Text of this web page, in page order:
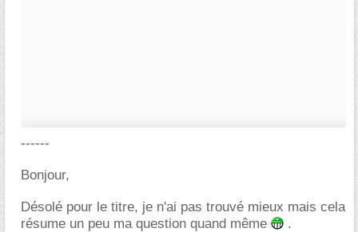
------
Bonjour,
Désolé pour le titre, je n'ai pas trouvé mieux mais cela
résume un peu ma question quand même
.